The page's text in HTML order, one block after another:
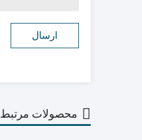
محصولات مرتبط